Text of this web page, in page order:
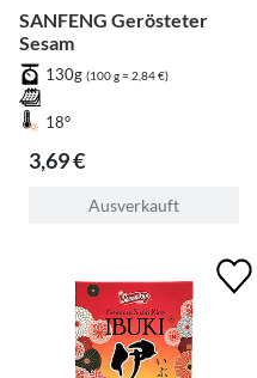
SANFENG Gerösteter
Sesam
130g (100 g = 2,84 €)
18°
3,69 €
Ausverkauft